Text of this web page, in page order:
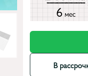
6 мес
В